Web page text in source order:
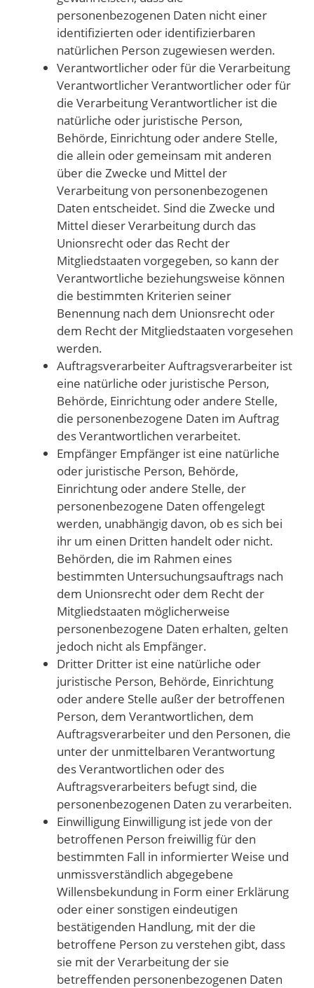
personenbezogenen Daten nicht einer
identifizierten oder identifizierbaren
natürlichen Person zugewiesen werden.
Verantwortlicher oder für die Verarbeitung
Verantwortlicher Verantwortlicher oder für
die Verarbeitung Verantwortlicher ist die
natürliche oder juristische Person,
Behörde, Einrichtung oder andere Stelle,
die allein oder gemeinsam mit anderen
über die Zwecke und Mittel der
Verarbeitung von personenbezogenen
Daten entscheidet. Sind die Zwecke und
Mittel dieser Verarbeitung durch das
Unionsrecht oder das Recht der
Mitgliedstaaten vorgegeben, so kann der
Verantwortliche beziehungsweise können
die bestimmten Kriterien seiner
Benennung nach dem Unionsrecht oder
dem Recht der Mitgliedstaaten vorgesehen
werden.
Auftragsverarbeiter Auftragsverarbeiter ist
eine natürliche oder juristische Person,
Behörde, Einrichtung oder andere Stelle,
die personenbezogene Daten im Auftrag
des Verantwortlichen verarbeitet.
Empfänger Empfänger ist eine natürliche
oder juristische Person, Behörde,
Einrichtung oder andere Stelle, der
personenbezogene Daten offengelegt
werden, unabhängig davon, ob es sich bei
ihr um einen Dritten handelt oder nicht.
Behörden, die im Rahmen eines
bestimmten Untersuchungsauftrags nach
dem Unionsrecht oder dem Recht der
Mitgliedstaaten möglicherweise
personenbezogene Daten erhalten, gelten
jedoch nicht als Empfänger.
Dritter Dritter ist eine natürliche oder
juristische Person, Behörde, Einrichtung
oder andere Stelle außer der betroffenen
Person, dem Verantwortlichen, dem
Auftragsverarbeiter und den Personen, die
unter der unmittelbaren Verantwortung
des Verantwortlichen oder des
Auftragsverarbeiters befugt sind, die
personenbezogenen Daten zu verarbeiten.
Einwilligung Einwilligung ist jede von der
betroffenen Person freiwillig für den
bestimmten Fall in informierter Weise und
unmissverständlich abgegebene
Willensbekundung in Form einer Erklärung
oder einer sonstigen eindeutigen
bestätigenden Handlung, mit der die
betroffene Person zu verstehen gibt, dass
sie mit der Verarbeitung der sie
betreffenden personenbezogenen Daten